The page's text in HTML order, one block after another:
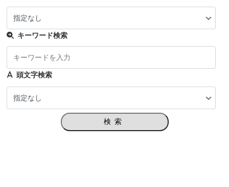
キーワード検索
頭文字検索
検索